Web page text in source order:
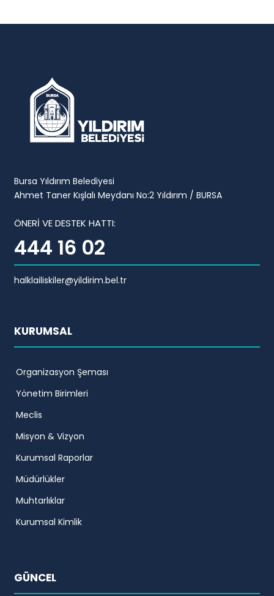
Bursa Yıldırım Belediyesi
Ahmet Taner Kışlalı Meydanı No:2 Yıldırım / BURSA
ÖNERİ VE DESTEK HATTI:
444 16 02
halklailiskiler@yildirim.bel.tr
KURUMSAL
Organizasyon Şeması
Yönetim Birimleri
Meclis
Misyon & Vizyon
Kurumsal Raporlar
Müdürlükler
Muhtarlıklar
Kurumsal Kimlik
GÜNCEL